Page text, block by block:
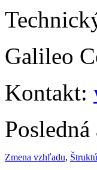
Galileo
Kontakt:
Zmena vzhľadu,